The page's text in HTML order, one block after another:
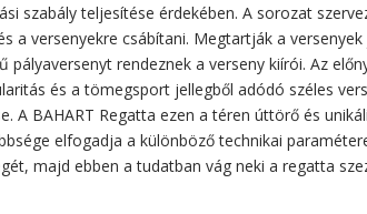
szabály teljesítése érdekében. A sorozat
a versenyekre csábítani. Megtartják a
pályaversenyt rendeznek a verseny kiírói. Az
és a tömegsport jellegből adódó széles
A BAHART Regatta ezen a téren úttörő és
elfogadja a különböző technikai
majd ebben a tudatban vág neki a regatta